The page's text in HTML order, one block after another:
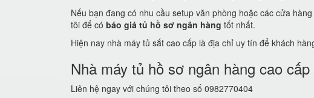
Nếu bạn đang có nhu cầu setup văn phòng hoặc các cửa
tôi để có báo giá tủ hồ sơ ngân hàng tốt nhất.
Hiện nay nhà máy tủ sắt cao cấp là địa chỉ uy tín để khách
Nhà máy tủ hồ sơ ngân hàng cao cấp
Liên hệ ngay với chúng tôi theo số 0982770404